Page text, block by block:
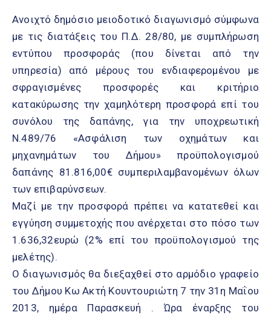
Ανοιχτό δημόσιο μειοδοτικό διαγωνισμό σύμφωνα
με τις διατάξεις του Π.Δ. 28/80, με συμπλήρωση
εντύπου προσφοράς (που δίνεται από την
υπηρεσία) από μέρους του ενδιαφερομένου με
σφραγισμένες προσφορές και κριτήριο
κατακύρωσης την χαμηλότερη προσφορά επί του
συνόλου της δαπάνης, για την υποχρεωτική
Ν.489/76 «Ασφάλιση των οχημάτων και
μηχανημάτων του Δήμου» προϋπολογισμού
δαπάνης 81.816,00€ συμπεριλαμβανομένων όλων
των επιβαρύνσεων.
Μαζί με την προσφορά πρέπει να κατατεθεί και
εγγύηση συμμετοχής που ανέρχεται στο πόσο των
1.636,32ευρώ (2% επί του προϋπολογισμού της
μελέτης).
Ο διαγωνισμός θα διεξαχθεί στο αρμόδιο γραφείο
του Δήμου Κω Ακτή Κουντουριώτη 7 την 31η Μαΐου
2013, ημέρα Παρασκευή . Ώρα έναρξης του